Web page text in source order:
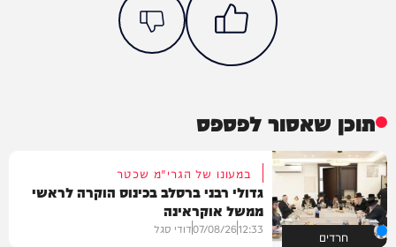
תוכן שאסור לפספס
חרדים
במעונו של הגרי"מ שכטר
גדולי רבני ברסלב בכינוס הוקרה לראשי
ממשל אוקראינה
12:33
07/08/26דודי סגל